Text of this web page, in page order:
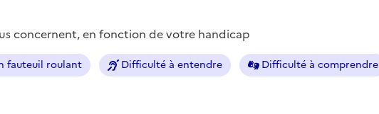
concernent, en fonction de votre handicap
fauteuil roulant Difficulté à entendre Difficulté à comprendre